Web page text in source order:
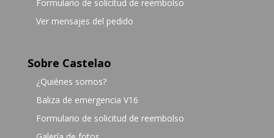
Formulario de solicitud de reembolso
Ver mensajes del pedido
Sobre Castelao
¿Quiénes somos?
Baliza de emergencia V16
Formulario de solicitud de reembolso